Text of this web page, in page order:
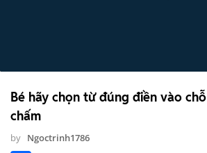
Bé hãy chọn từ đúng điền vào chỗ
chấm
by Ngoctrinh1786